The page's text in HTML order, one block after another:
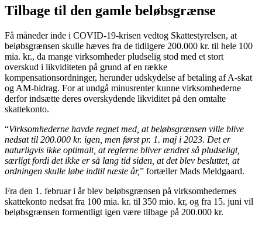
Tilbage til den gamle beløbsgrænse
Få måneder inde i COVID-19-krisen vedtog Skattestyrelsen, at
beløbsgrænsen skulle hæves fra de tidligere 200.000 kr. til hele 100
mia. kr., da mange virksomheder pludselig stod med et stort
overskud i likviditeten på grund af en række
kompensationsordninger, herunder udskydelse af betaling af A-skat
og AM-bidrag. For at undgå minusrenter kunne virksomhederne
derfor indsætte deres overskydende likviditet på den omtalte
skattekonto.
“Virksomhederne havde regnet med, at beløbsgrænsen ville blive
nedsat til 200.000 kr. igen, men først pr. 1. maj i 2023. Det er
naturligvis ikke optimalt, at reglerne bliver ændret så pludseligt,
særligt fordi det ikke er så lang tid siden, at det blev besluttet, at
ordningen skulle løbe indtil næste år,” fortæller Mads Meldgaard.
Fra den 1. februar i år blev beløbsgrænsen på virksomhedernes
skattekonto nedsat fra 100 mia. kr. til 350 mio. kr, og fra 15. juni vil
beløbsgrænsen formentligt igen være tilbage på 200.000 kr.